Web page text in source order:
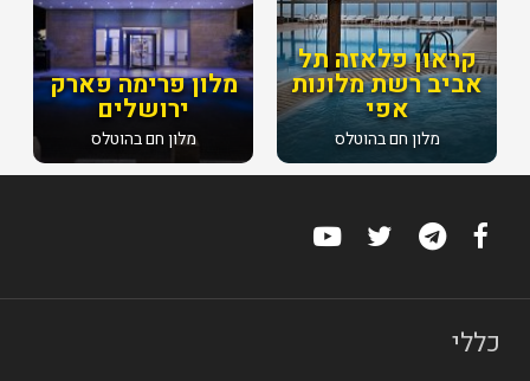
מלון פרימה פארק
ירושלים
מלון חם בהוטלס
קראון פלאזה תל
אביב רשת מלונות
אפי
מלון חם בהוטלס
כללי